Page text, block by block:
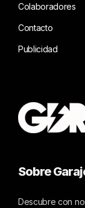
Colaboradores
Contacto
Publicidad
Sobre
Descubre con